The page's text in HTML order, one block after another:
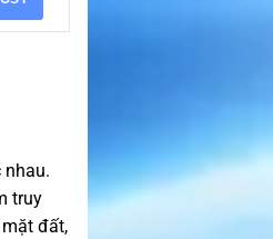
nhau.
truy
đất,